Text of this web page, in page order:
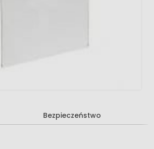
Bezpieczeństwo